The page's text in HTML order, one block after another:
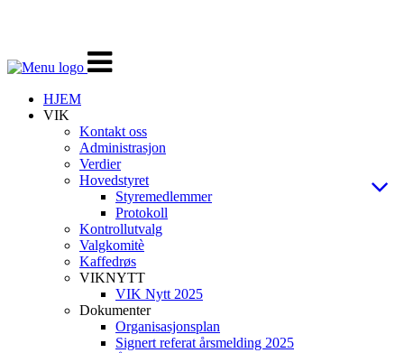
Veksle
navigasjon
HJEM
VIK
Kontakt oss
Administrasjon
Verdier
Hovedstyret
Styremedlemmer
Protokoll
Kontrollutvalg
Valgkomitè
Kaffedrøs
VIKNYTT
VIK Nytt 2025
Dokumenter
Organisasjonsplan
Signert referat årsmelding 2025